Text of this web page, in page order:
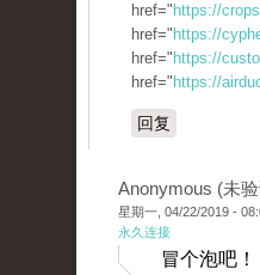
href=" https://
href=" https://
href=" https://
href=" https://
回复
Anonymous (未
星期一, 04/22/2019 -
永久连接
冒个泡吧